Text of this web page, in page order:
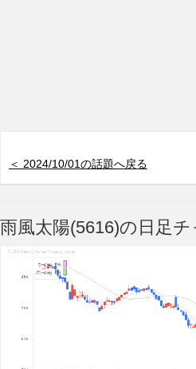
＜ 2024/10/01の話題へ戻る
雨風太陽(5616)の日足チ